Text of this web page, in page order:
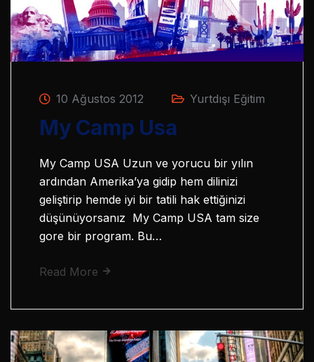
10 Ağustos 2012 Yurtdışı Eğitim
My Camp Usa
My Camp USA Uzun ve yorucu bir yılın
ardından Amerika’ya gidip hem dilinizi
geliştirip hemde iyi bir tatili hak ettiğinizi
düşünüyorsanız My Camp USA tam size
gore bir program. Bu…
Read More